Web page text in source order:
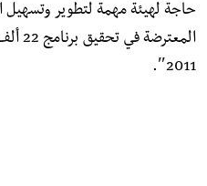
حاجة لهيئة مهمة لتطوير وتسهيل
2011″.